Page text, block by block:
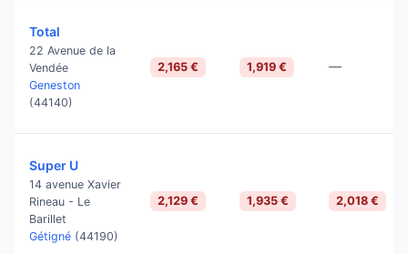
Total
22 Avenue de la
Vendée
Geneston
(44140)
2,165 € 1,919 € —
Super U
14 avenue Xavier
Rineau - Le
Barillet
Gétigné (44190)
2,129 € 1,935 € 2,018 €